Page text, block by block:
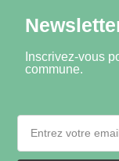
Inscrivez-vous
commune.